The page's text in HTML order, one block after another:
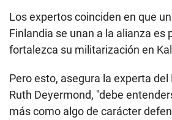
Los expertos coinciden en que
Finlandia se unan a la alianza es
fortalezca su militarización en
Pero esto, asegura la experta del
Ruth Deyermond, "debe
más como algo de carácter